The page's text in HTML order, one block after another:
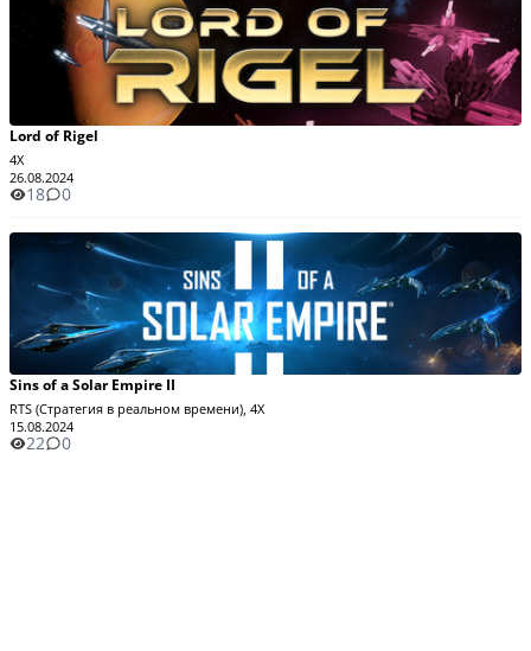
Lord of Rigel
4X
26.08.2024
18 0
Sins of a Solar Empire II
RTS (Стратегия в реальном времени), 4X
15.08.2024
22 0